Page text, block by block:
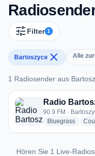
tune Filter 1
Bartoszyce close Alle
1 Radiosender aus
1 Radiosender aus
Radio
90.9 FM ·
Bluegrassradio
Hören Sie 1 Live-